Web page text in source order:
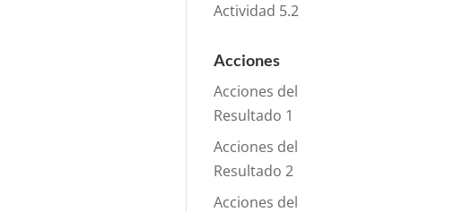
Actividad 5.2
Acciones
Acciones del
Resultado 1
Acciones del
Resultado 2
Acciones del